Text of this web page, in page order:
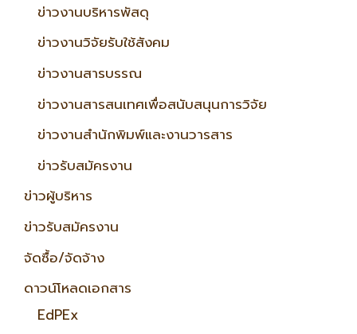
ข่าวงานบริหารพัสดุ
ข่าวงานวิจัยรับใช้สังคม
ข่าวงานสารบรรณ
ข่าวงานสารสนเทศเพื่อสนับสนุนการวิจัย
ข่าวงานสำนักพิมพ์และงานวารสาร
ข่าวรับสมัครงาน
ข่าวผู้บริหาร
ข่าวรับสมัครงาน
จัดซื้อ/จัดจ้าง
ดาวน์โหลดเอกสาร
EdPEx